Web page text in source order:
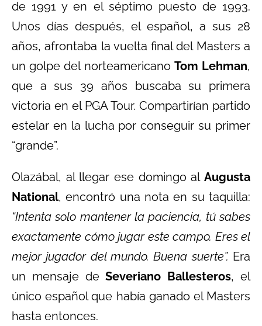
de 1991 y en el séptimo puesto de 1993.
Unos días después, el español, a sus 28
años, afrontaba la vuelta final del Masters a
un golpe del norteamericano Tom Lehman,
que a sus 39 años buscaba su primera
victoria en el PGA Tour. Compartirían partido
estelar en la lucha por conseguir su primer
“grande”.
Olazábal, al llegar ese domingo al Augusta
National, encontró una nota en su taquilla:
“Intenta solo mantener la paciencia, tú sabes
exactamente cómo jugar este campo. Eres el
mejor jugador del mundo. Buena suerte”. Era
un mensaje deSeveriano Ballesteros, el
único español que había ganado el Masters
hasta entonces.